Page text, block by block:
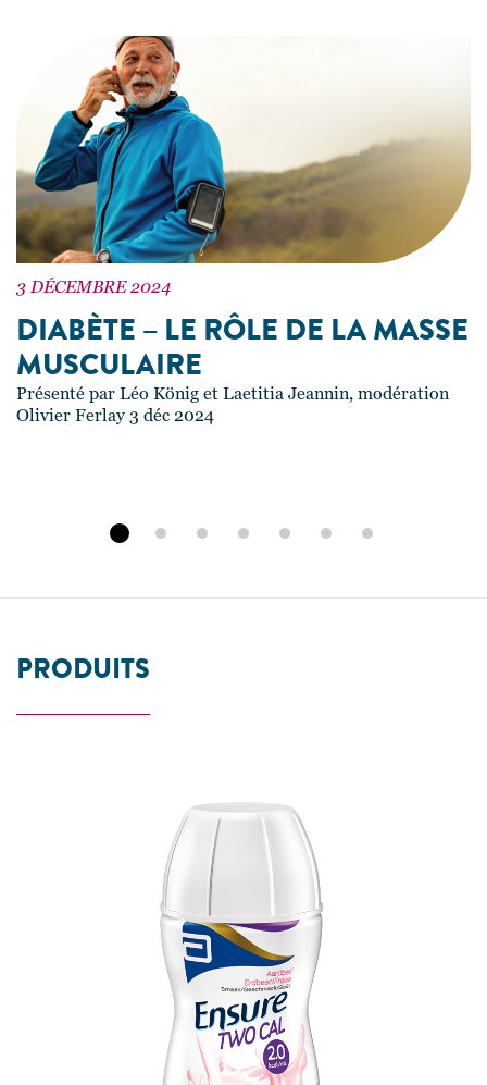
3 DÉCEMBRE 2024
DIABÈTE – LE RÔLE DE LA MASSE
MUSCULAIRE
Présenté par Léo König et Laetitia Jeannin, modération
Olivier Ferlay 3 déc 2024
PRODUITS